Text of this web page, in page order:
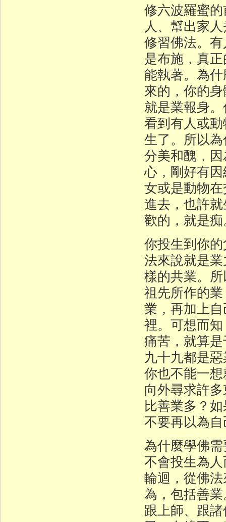
修六波羅蜜
人、幫出家
修習佛法。
是布施，真
能執著。為
來的，你的
就是業報身
看到有人或
生了。所以
分美和醜，
心，剛好有
女或是動物
進去，也許
歡的，就是
你投生到你
法來說就是
樣的共業。
祖先所作的
業，再加上
裡。可想而
痛苦，就算
九十九都是
你也不能一
向外尋求許
比善業多？
不要再以為
為什麼學佛
不會投生為
輪迴，從佛
為，包括善
跟上師、跟